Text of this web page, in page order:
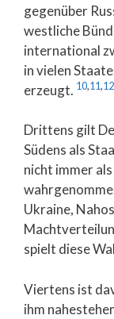
gegenüber
westliche
international
in vielen
erzeugt. 10,11,12
Drittens gilt
Südens als
nicht immer
Ukraine,
spielt diese
Viertens ist
ihm